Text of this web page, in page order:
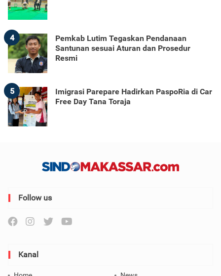
4
Pemkab Lutim Tegaskan Pendanaan
Santunan sesuai Aturan dan Prosedur
Resmi
5
Imigrasi Parepare Hadirkan PaspoRia di Car
Free Day Tana Toraja
Follow us
Kanal